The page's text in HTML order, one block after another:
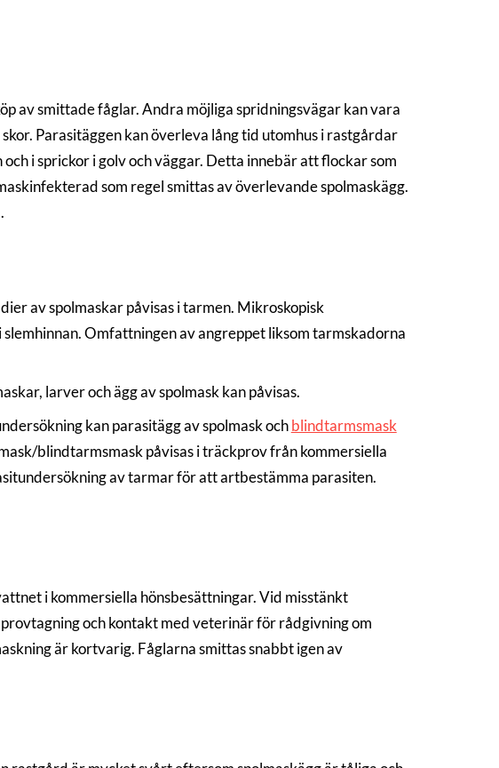
av smittade fåglar. Andra möjliga spridningsvägar kan vara
Parasitäggen kan överleva lång tid utomhus i rastgårdar
i sprickor i golv och väggar. Detta innebär att flockar som
som regel smittas av överlevande spolmaskägg.
av spolmaskar påvisas i tarmen. Mikroskopisk
Omfattningen av angreppet liksom tarmskadorna
larver och ägg av spolmask kan påvisas.
kan parasitägg av spolmask ochblindtarmsmask
blindtarmsmask påvisas i träckprov från kommersiella
av tarmar för att artbestämma parasiten.
i kommersiella hönsbesättningar. Vid misstänkt
och kontakt med veterinär för rådgivning om
är kortvarig. Fåglarna smittas snabbt igen av